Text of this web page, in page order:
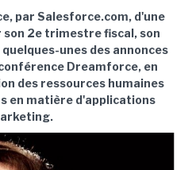
par Salesforce.com, d'une
2e trimestre fiscal, son
unes des annonces
Dreamforce, en
des ressources humaines
en matière d'applications